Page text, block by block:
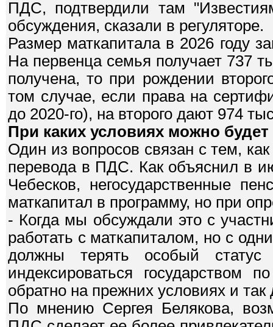
ПДС, подтвердили там
обсуждения, сказали в регуляторе.
Размер маткапитала в 2026 году
На первенца семья получает 737
получена, то при рождении
том случае, если права на
до 2020-го), на второго дают 974
При каких условиях можно
Один из вопросов связан с тем,
перевода в ПДС. Как объяснил в
Чебесков, негосударственные
маткапитал в программу, но при
- Когда мы обсуждали это с
работать с маткапиталом, но с
должны терять особый
индексироваться государством
обратно на прежних условиях и
По мнению Сергея Белякова,